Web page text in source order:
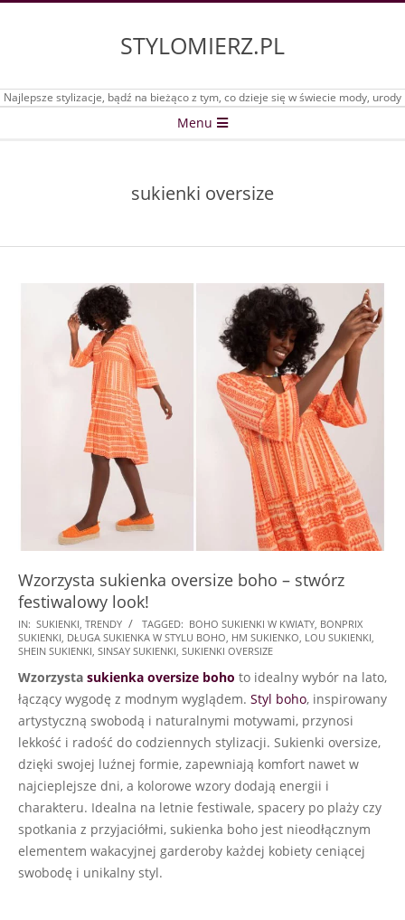
STYLOMIERZ.PL
Najlepsze stylizacje, bądź na bieżąco z tym, co dzieje się w świecie mody, urody
Menu
sukienki oversize
Wzorzysta sukienka oversize boho – stwórz
festiwalowy look!
2024-
06-
IN: SUKIENKI TRENDY TAGGED: BOHO SUKIENKI W KWIATY BONPRIX
SUKIENKI DŁUGA SUKIENKA W STYLU BOHO HM SUKIENKO LOU SUKIENKI
SHEIN SUKIENKI SINSAY SUKIENKI SUKIENKI OVERSIZE
Wzorzysta sukienka oversize boho to idealny wybór na lato,
łączący wygodę z modnym wyglądem. Styl boho, inspirowany
artystyczną swobodą i naturalnymi motywami, przynosi
lekkość i radość do codziennych stylizacji. Sukienki oversize,
dzięki swojej luźnej formie, zapewniają komfort nawet w
najcieplejsze dni, a kolorowe wzory dodają energii i
charakteru. Idealna na letnie festiwale, spacery po plaży czy
spotkania z przyjaciółmi, sukienka boho jest nieodłącznym
elementem wakacyjnej garderoby każdej kobiety ceniącej
swobodę i unikalny styl.